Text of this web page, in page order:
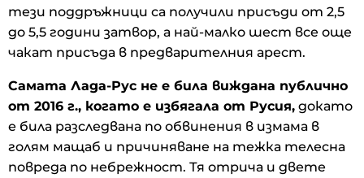
тези поддръжници са получили присъди от 2,5
до 5,5 години затвор, а най-малко шест все още
чакат присъда в предварителния арест.
Самата Лада-Рус не е била виждана публично
от 2016 г., когато е избягала от Русия, докато
е била разследвана по обвинения в измама в
голям мащаб и причиняване на тежка телесна
повреда по небрежност. Тя отрича и двете